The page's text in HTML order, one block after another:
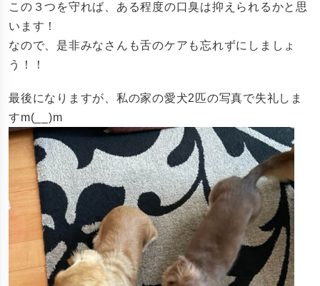
この３つを守れば、ある程度の口臭は抑えられるかと思
います！
なので、是非みなさんも舌のケアも忘れずにしましょ
う！！
最後になりますが、私の家の愛犬2匹の写真で失礼しま
すm(__)m